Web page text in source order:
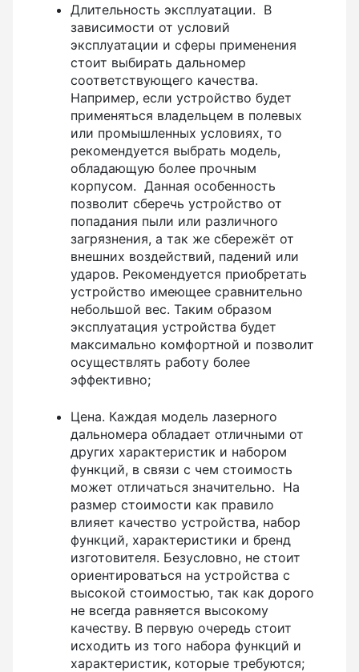
Длительность эксплуатации. В
зависимости от условий
эксплуатации и сферы применения
стоит выбирать дальномер
соответствующего качества.
Например, если устройство будет
применяться владельцем в полевых
или промышленных условиях, то
рекомендуется выбрать модель,
обладающую более прочным
корпусом. Данная особенность
позволит сберечь устройство от
попадания пыли или различного
загрязнения, а так же сбережёт от
внешних воздействий, падений или
ударов. Рекомендуется приобретать
устройство имеющее сравнительно
небольшой вес. Таким образом
эксплуатация устройства будет
максимально комфортной и позволит
осуществлять работу более
эффективно;
Цена. Каждая модель лазерного
дальномера обладает отличными от
других характеристик и набором
функций, в связи с чем стоимость
может отличаться значительно. На
размер стоимости как правило
влияет качество устройства, набор
функций, характеристики и бренд
изготовителя. Безусловно, не стоит
ориентироваться на устройства с
высокой стоимостью, так как дорого
не всегда равняется высокому
качеству. В первую очередь стоит
исходить из того набора функций и
характеристик, которые требуются;
Акустические дефектоискатели
Акустические течеискатели
Бензорезы
Кабеледефектоискатели
Кабелеискатели
Люкоискатели
Металлоискатели
Тахеометры